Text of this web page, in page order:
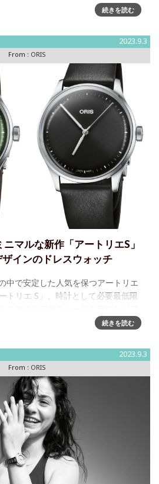
フリーダイビング日本代表で真鶴町
エコツア
続きを読む
2023.9.3
From : ORIS
マルな新作「アートリエS」
ザインのドレスウォッチ
中で安定した人気を保つアートリエ
トリエ S」、時計として必要最低限
ススチールケースは実用性と着装感
続きを読む
2023.9.3
From : ORIS